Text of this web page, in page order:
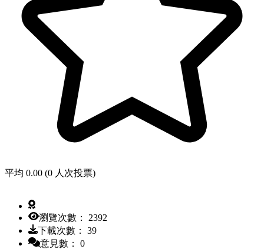
平均 0.00 (0 人次投票)
瀏覽次數： 2392
下載次數： 39
意見數： 0